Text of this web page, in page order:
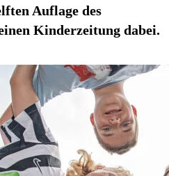
Auflage des
Kinderzeitung dabei.